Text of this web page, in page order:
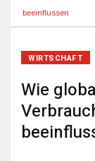
beeinflussen
WIRTSCHAFT
Wie